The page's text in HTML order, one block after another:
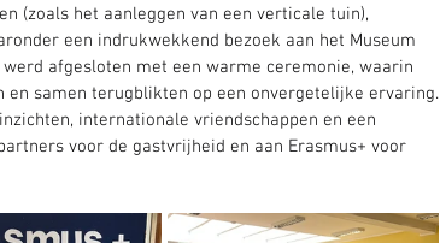
(zoals het aanleggen van een verticale tuin),
een indrukwekkend bezoek aan het Museum
afgesloten met een warme ceremonie, waarin
samen terugblikten op een onvergetelijke ervaring.
internationale vriendschappen en een
voor de gastvrijheid en aan Erasmus+ voor